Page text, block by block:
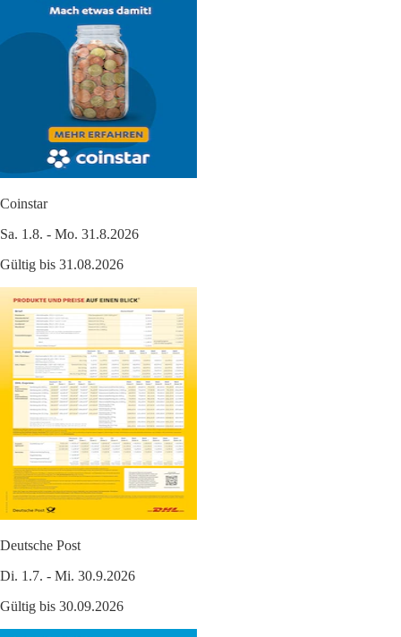
Coinstar
Sa. 1.8. - Mo. 31.8.2026
Gültig bis 31.08.2026
Deutsche Post
Di. 1.7. - Mi. 30.9.2026
Gültig bis 30.09.2026